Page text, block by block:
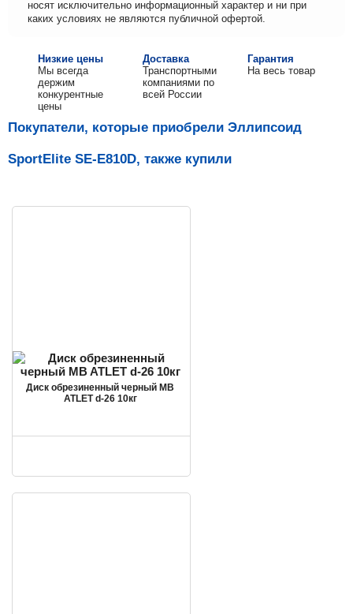
носят исключительно информационный характер и ни при
каких условиях не являются публичной офертой.
Низкие цены
Мы всегда
держим
конкурентные
цены
Доставка
Транспортными
компаниями по
всей России
Гарантия
На весь товар
Покупатели, которые приобрели Эллипсоид
SportElite SE-E810D, также купили
Диск обрезиненный черный MB
ATLET d-26 10кг